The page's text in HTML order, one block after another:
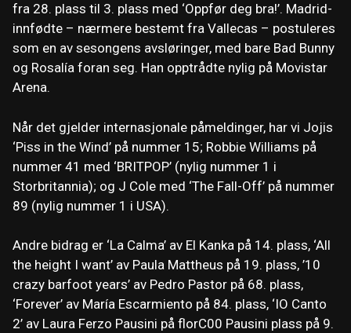
fra 28. plass til 3. plass med ‘Oppfør deg bra!’. Madrid-
innfødte – nærmere bestemt fra Vallecas – postuleres
som en av sesongens avsløringer, med bare Bad Bunny
og Rosalía foran seg. Han opptrådte nylig på Movistar
Arena.
Når det gjelder internasjonale påmeldinger, har vi Jojis
‘Piss in the Wind’ på nummer 15; Robbie Williams på
nummer 41 med ‘BRITPOP’ (nylig nummer 1 i
Storbritannia); og J Cole med ‘The Fall-Off’ på nummer
89 (nylig nummer 1 i USA).
Andre bidrag er ‘La Calma’ av El Kanka på 14. plass, ‘All
the height I want’ av Paula Mattheus på 19. plass, ’10
crazy barfoot years’ av Pedro Pastor på 68. plass,
‘Forever’ av María Escarmiento på 84. plass, ‘IO Canto
2’ av Laura Ferzo Pausini på florC00 Pausini plass på 9.